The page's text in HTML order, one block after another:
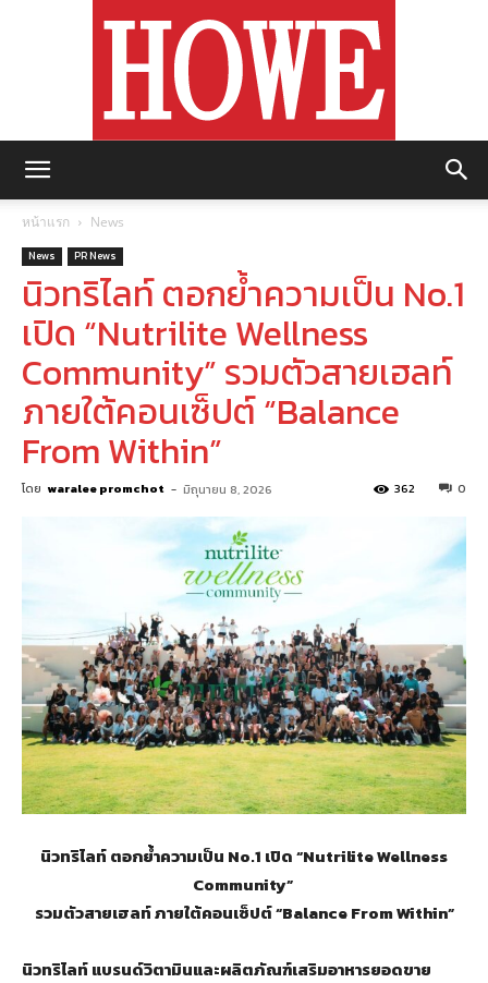
หน้าแรก News
News PR News
นิวทริไลท์ ตอกย้ำความเป็น No.1
เปิด “Nutrilite Wellness
Community” รวมตัวสายเฮลท์
ภายใต้คอนเซ็ปต์ “Balance
From Within”
โดย waralee promchot - มิถุนายน 8, 2026 0
362
นิวทริไลท์ ตอกย้ำความเป็น No.1 เปิด “Nutrilite Wellness
Community”
รวมตัวสายเฮลท์ ภายใต้คอนเซ็ปต์ “Balance From Within”
นิวทริไลท์ แบรนด์วิตามินและผลิตภัณฑ์เสริมอาหารยอดขาย